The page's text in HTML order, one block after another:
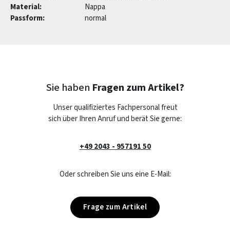
Material:
Nappa
Passform:
normal
Sie haben Fragen zum Artikel?
Unser qualifiziertes Fachpersonal freut
sich über Ihren Anruf und berät Sie gerne:
+49 2043 - 957191 50
Oder schreiben Sie uns eine E-Mail:
Frage zum Artikel